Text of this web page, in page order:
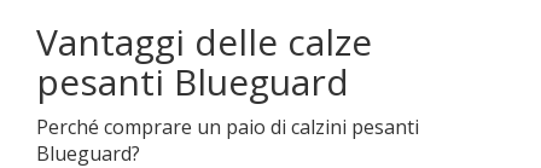
Vantaggi delle calze
pesanti Blueguard
Perché comprare un paio di calzini pesanti
Blueguard?